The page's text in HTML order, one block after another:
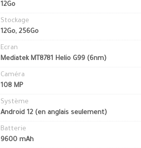
12Go
Stockage
12Go, 256Go
Ecran
Mediatek MT8781 Helio G99 (6nm)
Caméra
108 MP
Système
Android 12 (en anglais seulement)
Batterie
9600 mAh